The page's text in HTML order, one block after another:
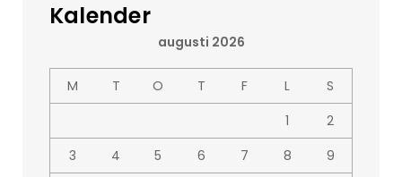
Kalender
augusti 2026
M T O T F L
S
1
2
3
4 5 6 7 8
9